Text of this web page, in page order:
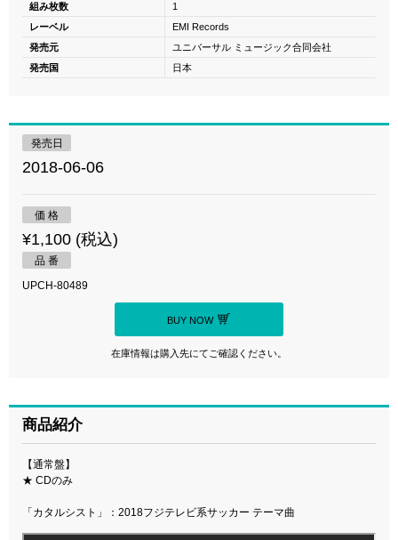
組み枚数
1
レーベル
EMI Records
発売元
ユニバーサル ミュージック合同会社
発売国
日本
発売日
2018-06-06
価 格
¥1,100 (税込)
品 番
UPCH-80489
BUY NOW
在庫情報は購入先にてご確認ください。
商品紹介
【通常盤】
★ CDのみ
「カタルシスト」：2018フジテレビ系サッカー テーマ曲